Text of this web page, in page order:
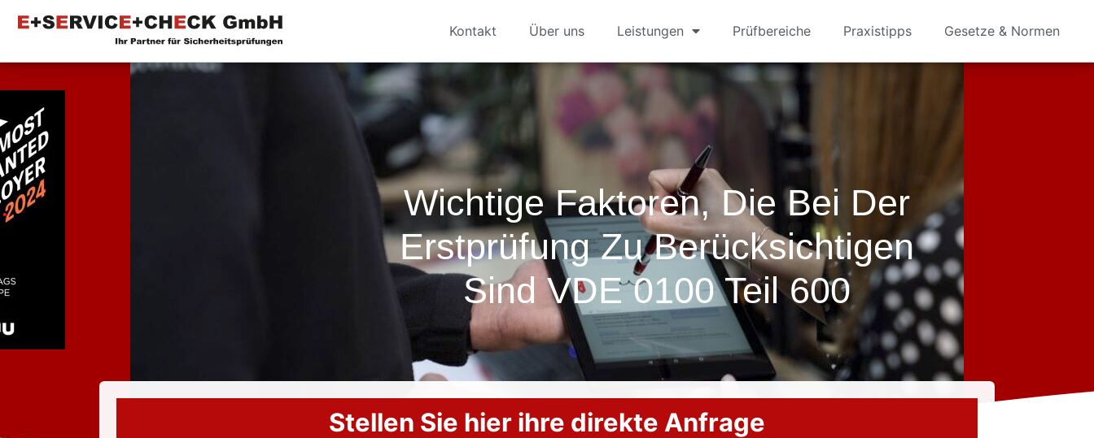
Kontakt Über uns Leistungen Prüfbereiche Praxistipps Gesetze & Normen
Wichtige Faktoren, Die Bei Der
Erstprüfung Zu Berücksichtigen
Sind VDE 0100 Teil 600
Stellen Sie hier ihre direkte Anfrage